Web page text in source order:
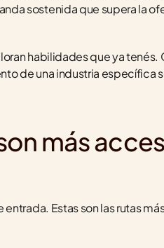
sostenida que supera la
habilidades que ya
de una industria específica
más
Estas son las rutas